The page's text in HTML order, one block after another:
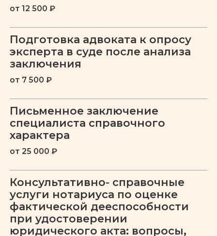
от 12 500 ₽
Подготовка адвоката к опросу
эксперта в суде после анализа
заключения
от 7 500 ₽
Письменное заключение
специалиста справочного
характера
от 25 000 ₽
Консультативно- справочные
услуги нотариуса по оценке
фактической дееспособности
при удостоверении
юридического акта: вопросы,
в области судебно-
психиатрической экспертизы,
специалист по работе с
зависимостями
С чем мы работаем
ПОДРОБНЕЕ